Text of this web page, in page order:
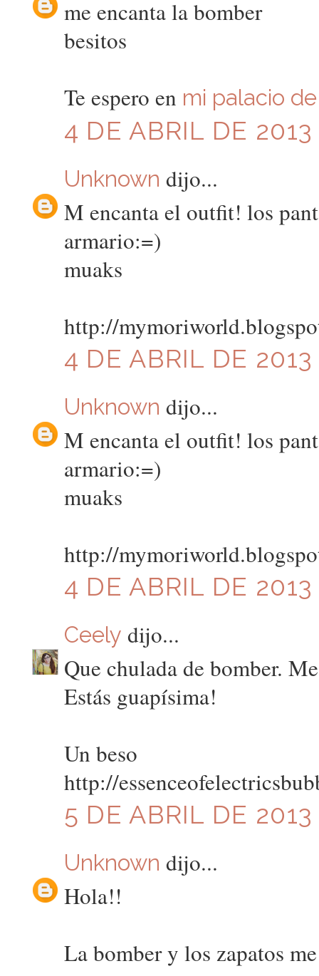
me encanta la bomber
besitos
Te espero en mi palacio
4 DE ABRIL DE
Unknown dijo...
M encanta el outfit! los
armario:=)
muaks
http://
4 DE ABRIL DE
Unknown dijo...
M encanta el outfit! los
armario:=)
muaks
http://
4 DE ABRIL DE
Ceely dijo...
Que chulada de bomber.
Estás guapísima!
Un beso
http://
5 DE ABRIL DE
Unknown dijo...
Hola!!
La bomber y los zapatos